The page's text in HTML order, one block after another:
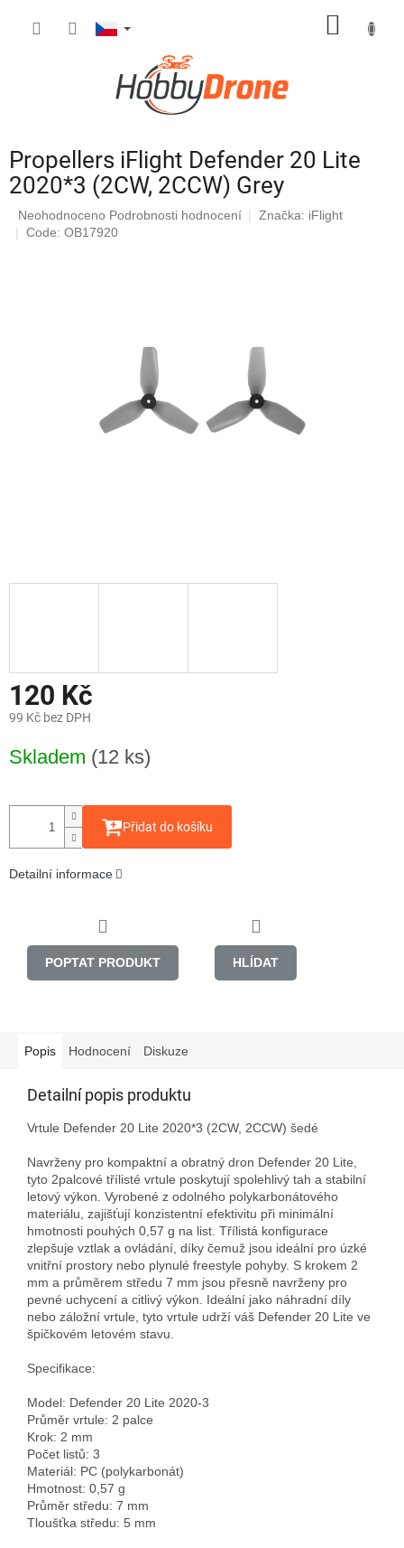
Propellers iFlight Defender 20 Lite
2020*3 (2CW, 2CCW) Grey
Průměrné
hodnocení
Neohodnoceno Podrobnosti hodnocení Značka: iFlight
Code: OB17920
120 Kč
99 Kč bez DPH
cena:
Skladem (12 ks)
Přidat do košíku
Detailní informace
POPTAT PRODUKT HLÍDAT
Popis Hodnocení Diskuze
Detailní popis produktu
Vrtule Defender 20 Lite 2020*3 (2CW, 2CCW) šedé
Navrženy pro kompaktní a obratný dron Defender 20 Lite,
tyto 2palcové třílisté vrtule poskytují spolehlivý tah a stabilní
letový výkon. Vyrobené z odolného polykarbonátového
materiálu, zajišťují konzistentní efektivitu při minimální
hmotnosti pouhých 0,57 g na list. Třílistá konfigurace
zlepšuje vztlak a ovládání, díky čemuž jsou ideální pro úzké
vnitřní prostory nebo plynulé freestyle pohyby. S krokem 2
mm a průměrem středu 7 mm jsou přesně navrženy pro
pevné uchycení a citlivý výkon. Ideální jako náhradní díly
nebo záložní vrtule, tyto vrtule udrží váš Defender 20 Lite ve
špičkovém letovém stavu.
Specifikace:
Model: Defender 20 Lite 2020-3
Průměr vrtule: 2 palce
Krok: 2 mm
Počet listů: 3
Materiál: PC (polykarbonát)
Hmotnost: 0,57 g
Průměr středu: 7 mm
Tloušťka středu: 5 mm